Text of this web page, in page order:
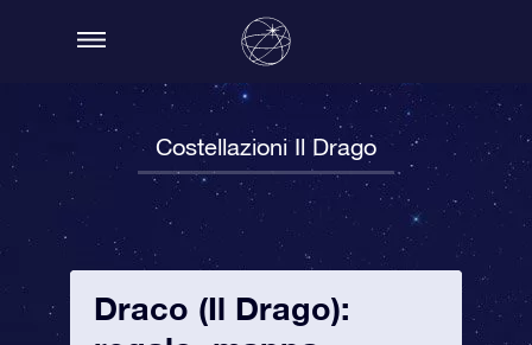
Costellazioni Il Drago
Draco (Il Drago):